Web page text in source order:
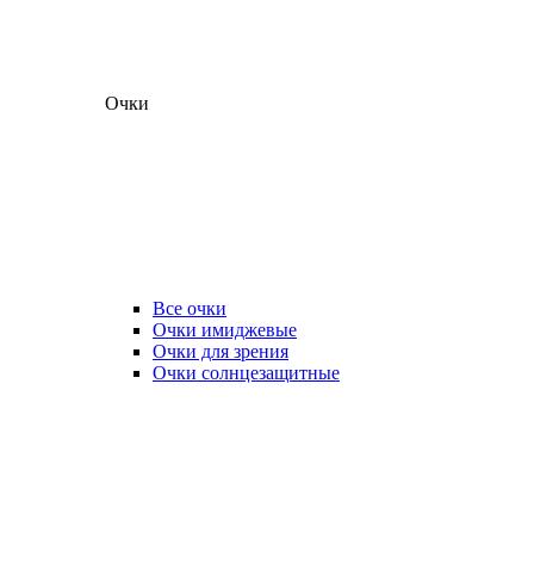
Очки
Все очки
Очки имиджевые
Очки для зрения
Очки солнцезащитные